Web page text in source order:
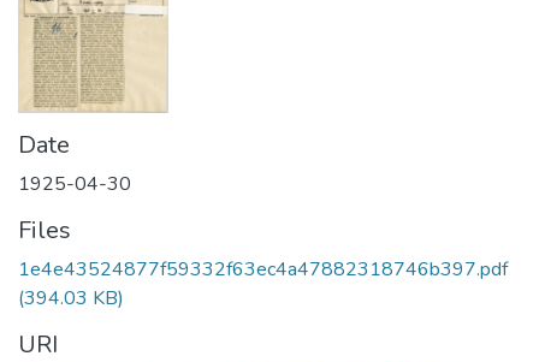
Date
1925-04-30
Files
1e4e43524877f59332f63ec4a47882318746b397.pdf
(394.03 KB)
URI